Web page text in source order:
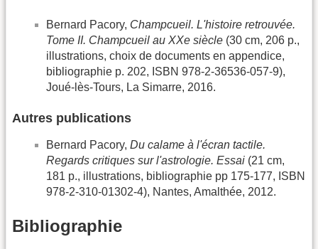
Bernard Pacory, Champcueil. L'histoire retrouvée.
Tome II. Champcueil au XXe siècle (30 cm, 206 p.,
illustrations, choix de documents en appendice,
bibliographie p. 202, ISBN 978-2-36536-057-9),
Joué-lès-Tours, La Simarre, 2016.
Autres publications
Bernard Pacory, Du calame à l'écran tactile.
Regards critiques sur l'astrologie. Essai (21 cm,
181 p., illustrations, bibliographie pp 175-177, ISBN
978-2-310-01302-4), Nantes, Amalthée, 2012.
Bibliographie